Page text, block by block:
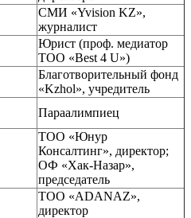
СМИ «Yvision KZ»,
журналист
Юрист (проф. медиатор
ТОО «Best 4 U»)
Благотворительный фонд
«Kzhol», учредитель
Параалимпиец
ТОО «Юнур
Консалтинг», директор;
ОФ «Хак-Назар»,
председатель
ТОО «ADANAZ»,
директор